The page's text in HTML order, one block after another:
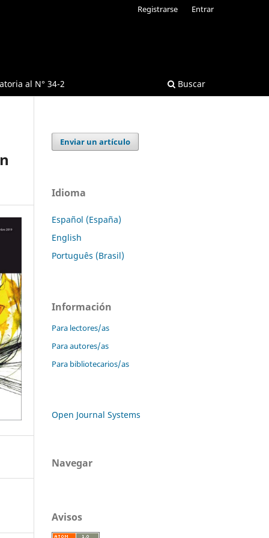
al N° 34-2 Buscar
Registrarse Entrar
Enviar un artículo
Idioma
Español (España)
English
Português (Brasil)
Información
Para lectores/as
Para autores/as
Para bibliotecarios/as
Open Journal Systems
Navegar
Avisos